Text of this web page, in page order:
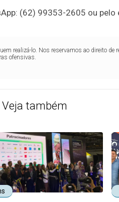
(62) 99353-2605 ou pelo
realizá-lo. Nos reservamos ao direito de
ofensivas.
Veja também